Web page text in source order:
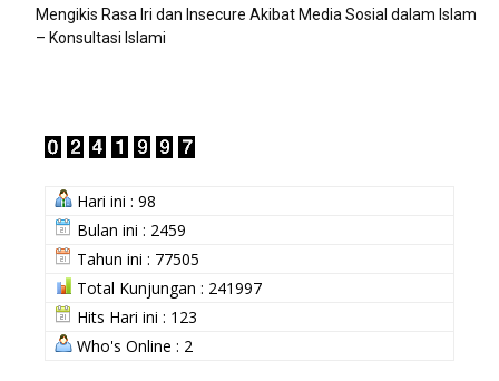
Mengikis Rasa Iri dan Insecure Akibat Media Sosial dalam Islam
– Konsultasi Islami
Hari ini : 98
Bulan ini : 2459
Tahun ini : 77505
Total Kunjungan : 241997
Hits Hari ini : 123
Who's Online : 2